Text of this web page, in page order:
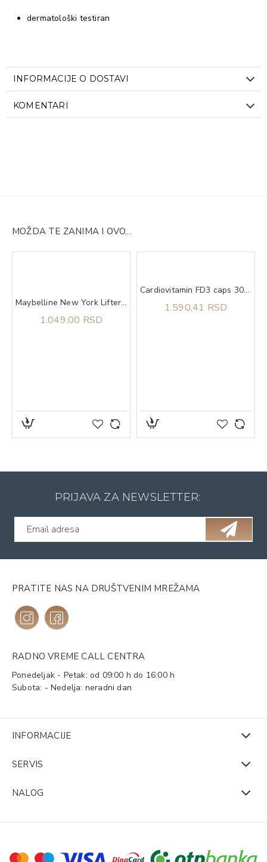
dermatološki testiran
INFORMACIJE O DOSTAVI
KOMENTARI
MOŽDA TE ZANIMA I OVO...
Maybelline New York Lifter Gloss Honey'd sjaj za usne 029 toast​
1.049,00 RSD
Cardiovitamin FD3 caps 30 ABELA PHARM
1.590,41 RSD
PRIJAVA ZA NEWSLETTER:
PRATITE NAS NA DRUŠTVENIM MREŽAMA
RADNO VREME CALL CENTRA
Ponedeljak - Petak: od 09:00 h do 16:00 h
Subota: - Nedelja: neradni dan
INFORMACIJE
SERVIS
NALOG